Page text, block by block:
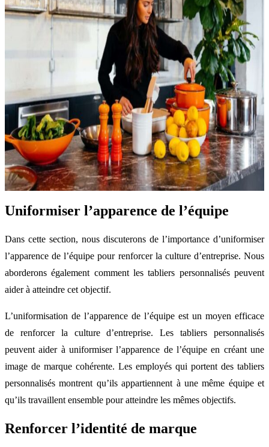
Uniformiser l’apparence de l’équipe
Dans cette section, nous discuterons de l’importance d’uniformiser
l’apparence de l’équipe pour renforcer la culture d’entreprise. Nous
aborderons également comment les tabliers personnalisés peuvent
aider à atteindre cet objectif.
L’uniformisation de l’apparence de l’équipe est un moyen efficace
de renforcer la culture d’entreprise. Les tabliers personnalisés
peuvent aider à uniformiser l’apparence de l’équipe en créant une
image de marque cohérente. Les employés qui portent des tabliers
personnalisés montrent qu’ils appartiennent à une même équipe et
qu’ils travaillent ensemble pour atteindre les mêmes objectifs.
Renforcer l’identité de marque